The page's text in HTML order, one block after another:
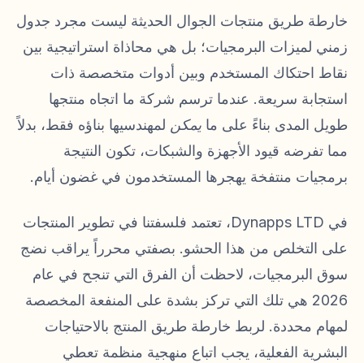
خارطة طريق منتجات الجوال الحديثة ليست مجرد جدول
زمني لميزات البرمجيات؛ بل هي محاذاة استراتيجية بين
نقاط احتكاك المستخدم وبين أدوات متخصصة ذات
استجابة سريعة. عندما ترسم شركة ما اتجاه منتجها
طويل المدى بناءً على ما يمكن لمهندسيها بناؤه فقط، بدلاً
مما تفرضه قيود الأجهزة والشبكات، تكون النتيجة
برمجيات منتفخة يهجرها المستخدمون في غضون أيام.
في Dynapps LTD، تعتمد فلسفتنا في تطوير المنتجات
على التخلص من هذا الحشو. بصفتي محرراً يراقب نضج
سوق البرمجيات، لاحظت أن الفرق التي تنجح في عام
2026 هي تلك التي تركز بشدة على المنفعة المخصصة
لمهام محددة. لربط خارطة طريق المنتج بالاحتياجات
البشرية الفعلية، يجب اتباع منهجية منظمة تعطي